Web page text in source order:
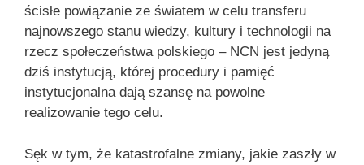
ścisłe powiązanie ze światem w celu transferu
najnowszego stanu wiedzy, kultury i technologii na
rzecz społeczeństwa polskiego – NCN jest jedyną
dziś instytucją, której procedury i pamięć
instytucjonalna dają szansę na powolne
realizowanie tego celu.
Sęk w tym, że katastrofalne zmiany, jakie zaszły w